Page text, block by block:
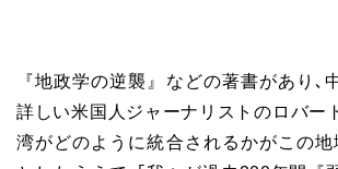
『地政学の逆襲』などの著書があり､
詳しい米国人ジャーナリストのロバー
湾がどのように統合されるかがこの地